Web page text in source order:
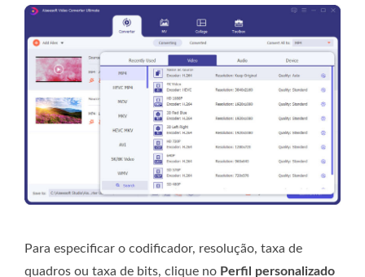
Para especificar o codificador, resolução, taxa de
quadros ou taxa de bits, clique no Perfil personalizado